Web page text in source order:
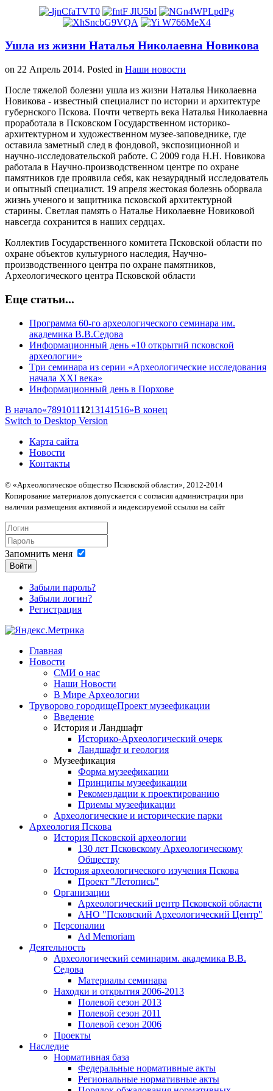
Ушла из жизни Наталья Николаевна Новикова
on 22 Апрель 2014. Posted in Наши новости
После тяжелой болезни ушла из жизни Наталья Николаевна
Новикова - известный специалист по истории и архитектуре
губернского Пскова. Почти четверть века Наталья Николаевна
проработала в Псковском Государственном историко-
архитектурном и художественном музее-заповеднике, где
оставила заметный след в фондовой, экспозиционной и
научно-исследовательской работе. С 2009 года Н.Н. Новикова
работала в Научно-производственном центре по охране
памятников где проявила себя, как незаурядный исследователь
и опытный специалист. 19 апреля жестокая болезнь оборвала
жизнь ученого и защитника псковской архитектурной
старины. Светлая память о Наталье Николаевне Новиковой
навсегда сохранится в наших сердцах.
Коллектив Государственного комитета Псковской области по
охране объектов культурного наследия, Научно-
производственного центра по охране памятников,
Археологического центра Псковской области
Еще статьи...
Программа 60-го археологического семинара им.
академика В.В.Седова
Информационный день «10 открытий псковской
археологии»
Tри семинара из серии «Археологические исследования
начала XXI века»
Информационный день в Порхове
В начало«7891011 1213141516»В конец
Switch to Desktop Version
Карта сайта
Новости
Контакты
© «Археологическое общество Псковской области», 2012-2014
Копирование материалов допускается с согласия администрации при
наличии размещения активной и индексируемой ссылки на сайт
Запомнить меня
Войти
Забыли пароль?
Забыли логин?
Регистрация
Главная
Новости
СМИ о нас
Наши Новости
В Мире Археологии
Труворово городищеПроект музеефикации
Введение
История и Ландшафт
Историко-Археологический очерк
Ландшафт и геология
Музеефикация
Форма музеефикации
Принципы музеефикации
Рекомендации к проектированию
Приемы музеефикации
Археологические и исторические парки
Археология Пскова
История Псковской археологии
130 лет Псковскому Археологическому
Обществу
История археологического изучения Пскова
Проект "Летопись"
Организации
Археологический центр Псковской области
АНО "Псковский Археологический Центр"
Персоналии
Ad Memoriam
Деятельность
Археологический семинарим. академика В.В.
Седова
Материалы семинара
Находки и открытия 2006-2013
Полевой сезон 2013
Полевой сезон 2011
Полевой сезон 2006
Проекты
Наследие
Нормативная база
Федеральные нормативные акты
Региональные нормативные акты